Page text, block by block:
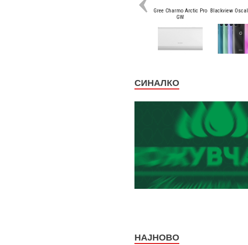
СИНАЛКО
НАЈНОВО